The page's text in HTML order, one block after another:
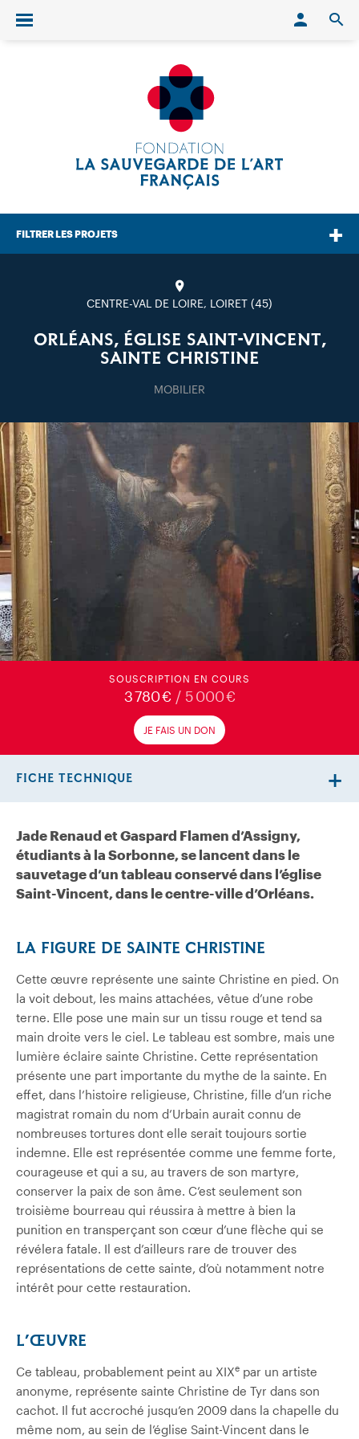
Ouvrir/fermer le menu
FILTRER LES PROJETS
CENTRE-VAL DE LOIRE, LOIRET (45)
ORLÉANS, ÉGLISE SAINT-VINCENT,
SAINTE CHRISTINE
MOBILIER
3 780 € / 5 000 €
SOUSCRIPTION EN COURS
JE FAIS UN DON
Jade Renaud et Gaspard Flamen d’Assigny,
étudiants à la Sorbonne, se lancent dans le
sauvetage d’un tableau conservé dans l’église
Saint-Vincent, dans le centre-ville d’Orléans.
LA FIGURE DE SAINTE CHRISTINE
Cette œuvre représente une sainte Christine en pied. On
la voit debout, les mains attachées, vêtue d’une robe
terne. Elle pose une main sur un tissu rouge et tend sa
main droite vers le ciel. Le tableau est sombre, mais une
lumière éclaire sainte Christine. Cette représentation
présente une part importante du mythe de la sainte. En
effet, dans l’histoire religieuse, Christine, fille d’un riche
magistrat romain du nom d’Urbain aurait connu de
nombreuses tortures dont elle serait toujours sortie
indemne. Elle est représentée comme une femme forte,
courageuse et qui a su, au travers de son martyre,
conserver la paix de son âme. C’est seulement son
troisième bourreau qui réussira à mettre à bien la
punition en transperçant son cœur d’une flèche qui se
révélera fatale. Il est d’ailleurs rare de trouver des
représentations de cette sainte, d’où notamment notre
intérêt pour cette restauration.
L’ŒUVRE
Ce tableau, probablement peint au XIXe par un artiste
anonyme, représente sainte Christine de Tyr dans son
cachot. Il fut accroché jusqu’en 2009 dans la chapelle du
même nom, au sein de l’église Saint-Vincent dans le
FICHE TECHNIQUE